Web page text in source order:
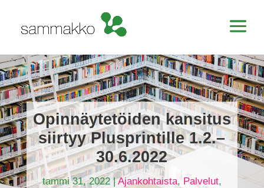
Opinnäytetöiden kansitus
siirtyy Plusprintille 1.2.–
30.6.2022
tammi 31, 2022|Ajankohtaista, Palvelut,